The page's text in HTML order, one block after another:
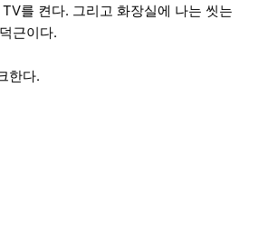
를 켠다. 그리고 화장실에 나는 씻는
근이다.
한다.